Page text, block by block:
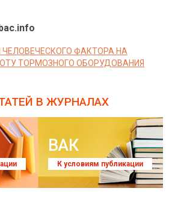
ФАКТОРА НА
ТОРМОЗНОГО ОБОРУДОВАНИЯ
В ЖУРНАЛАХ
ВАК
К условиям публикации